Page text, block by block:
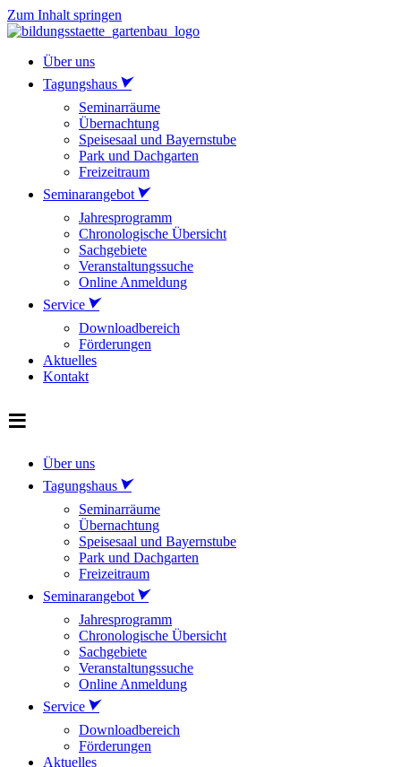
Zum Inhalt springen
Über uns
Tagungshaus
Seminarräume
Übernachtung
Speisesaal und Bayernstube
Park und Dachgarten
Freizeitraum
Seminarangebot
Jahresprogramm
Chronologische Übersicht
Sachgebiete
Veranstaltungssuche
Online Anmeldung
Service
Downloadbereich
Förderungen
Aktuelles
Kontakt
Über uns
Tagungshaus
Seminarräume
Übernachtung
Speisesaal und Bayernstube
Park und Dachgarten
Freizeitraum
Seminarangebot
Jahresprogramm
Chronologische Übersicht
Sachgebiete
Veranstaltungssuche
Online Anmeldung
Service
Downloadbereich
Förderungen
Aktuelles